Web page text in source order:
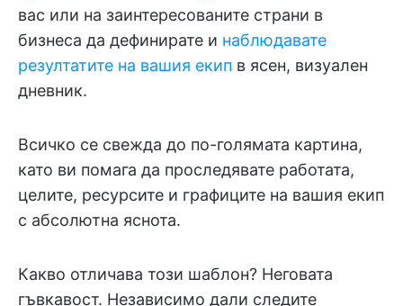
вас или на заинтересованите страни в
бизнеса да дефинирате и наблюдавате
резултатите на вашия екип в ясен, визуален
дневник.
Всичко се свежда до по-голямата картина,
като ви помага да проследявате работата,
целите, ресурсите и графиците на вашия екип
с абсолютна яснота.
Какво отличава този шаблон? Неговата
гъвкавост. Независимо дали следите